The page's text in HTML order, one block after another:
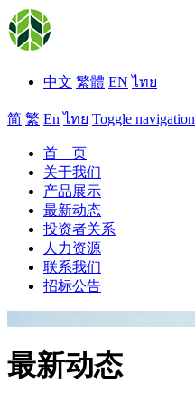
中文 繁體 EN ไทย
简 繁 En ไทย Toggle navigation
首 页
关于我们
产品展示
最新动态
投资者关系
人力资源
联系我们
招标公告
最新动态